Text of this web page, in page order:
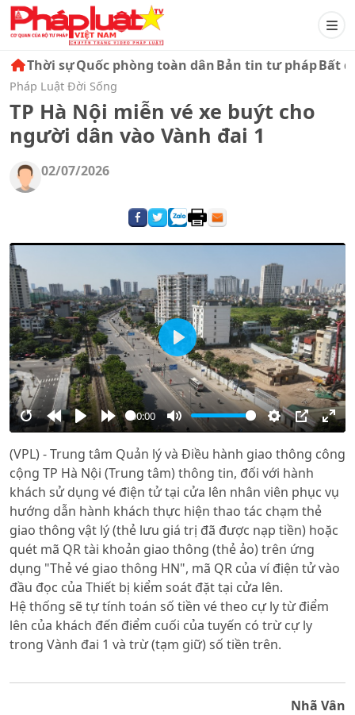
Thời sựQuốc phòng toàn dânBản tin tư phápBất
Pháp Luật Đời Sống
TP Hà Nội miễn vé xe buýt cho
người dân vào Vành đai 1
02/07/2026
RestartRewind
10s
PlayForward
10s
00:00
Mute Settings
PIP
Play
(VPL) - Trung tâm Quản lý và Điều hành giao thông công
cộng TP Hà Nội (Trung tâm) thông tin, đối với hành
khách sử dụng vé điện tử tại cửa lên nhân viên phục vụ
hướng dẫn hành khách thực hiện thao tác chạm thẻ
giao thông vật lý (thẻ lưu giá trị đã được nạp tiền) hoặc
quét mã QR tài khoản giao thông (thẻ ảo) trên ứng
dụng "Thẻ vé giao thông HN", mã QR của ví điện tử vào
đầu đọc của Thiết bị kiểm soát đặt tại cửa lên.
Hệ thống sẽ tự tính toán số tiền vé theo cự ly từ điểm
lên của khách đến điểm cuối của tuyến có trừ cự ly
trong Vành đai 1 và trừ (tạm giữ) số tiền trên.
Nhã Vân